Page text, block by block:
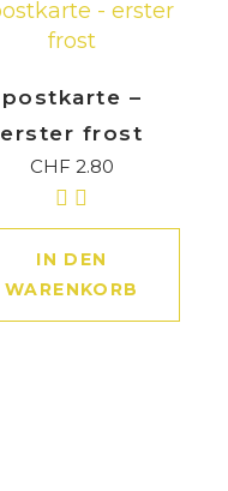
postkarte –
erster frost
CHF 2.80
IN DEN
WARENKORB